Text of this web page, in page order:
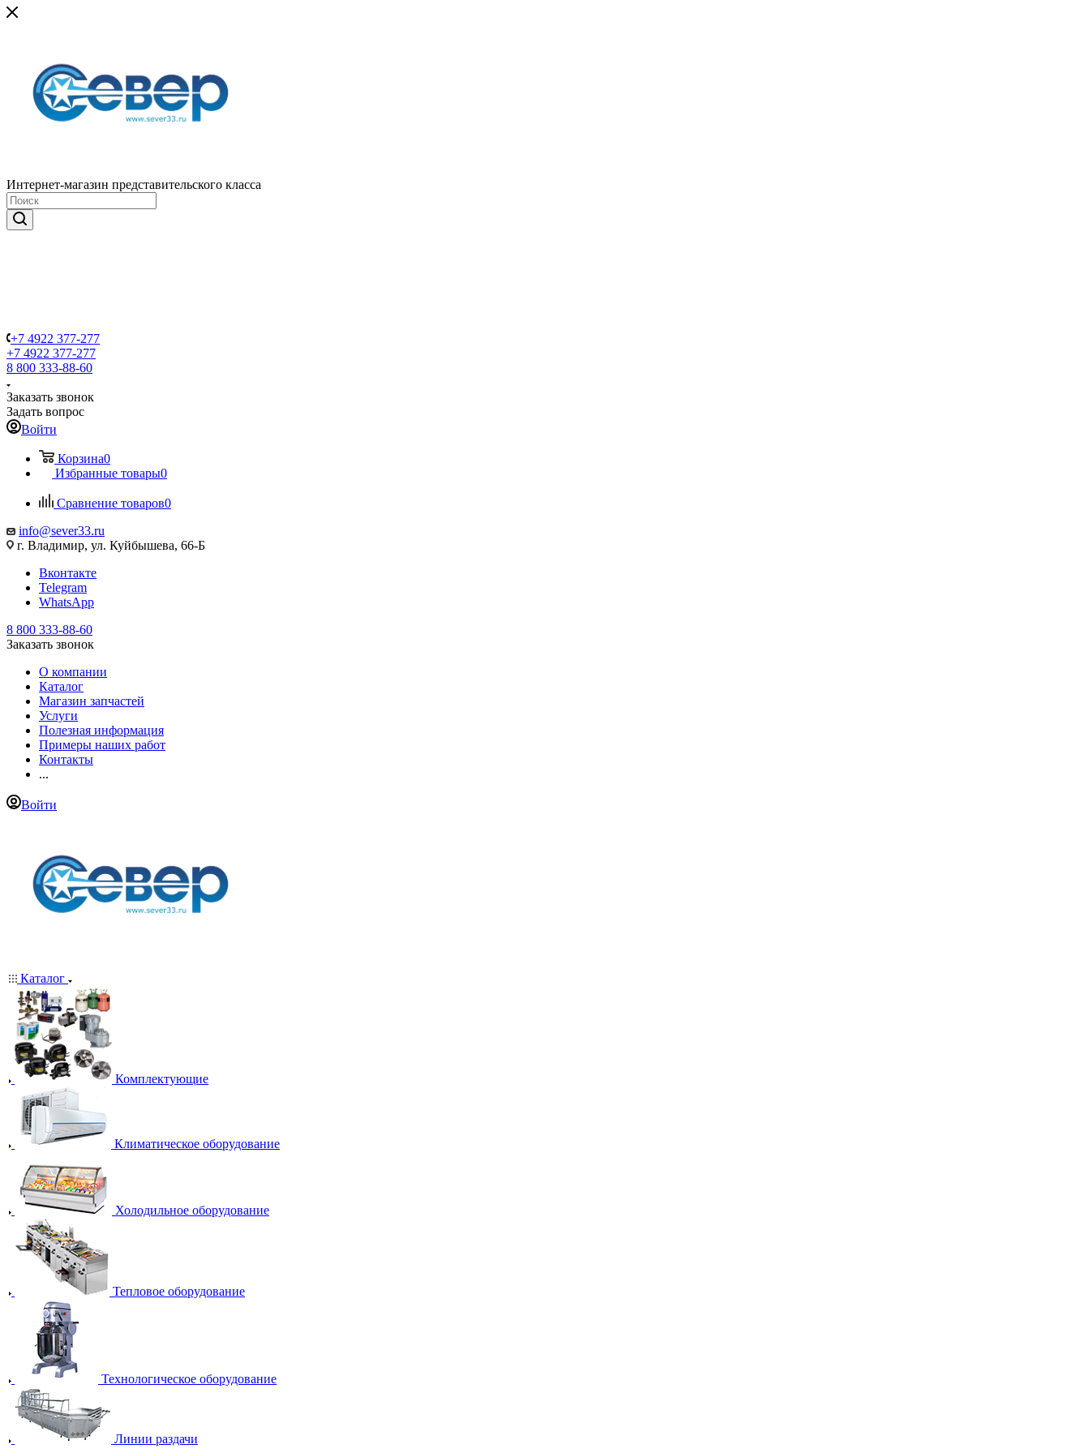
Интернет-магазин представительского класса
+7 4922 377-277
+7 4922 377-277
8 800 333-88-60
Заказать звонок
Задать вопрос
Войти
Корзина0
Избранные товары0
Сравнение товаров0
info@sever33.ru
г. Владимир, ул. Куйбышева, 66-Б
Вконтакте
Telegram
WhatsApp
8 800 333-88-60
Заказать звонок
О компании
Каталог
Магазин запчастей
Услуги
Полезная информация
Примеры наших работ
Контакты
...
Войти
Каталог
Комплектующие
Климатическое оборудование
Холодильное оборудование
Тепловое оборудование
Технологическое оборудование
Линии раздачи